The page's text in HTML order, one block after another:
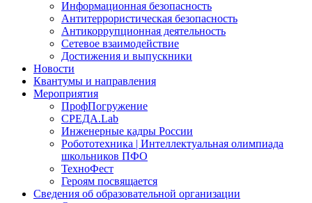
Информационная безопасность
Антитеррористическая безопасность
Антикоррупционная деятельность
Сетевое взаимодействие
Достижения и выпускники
Новости
Квантумы и направления
Мероприятия
ПрофПогружение
СРЕДА.Lab
Инженерные кадры России
Робототехника | Интеллектуальная олимпиада
школьников ПФО
ТехноФест
Героям посвящается
Сведения об образовательной организации